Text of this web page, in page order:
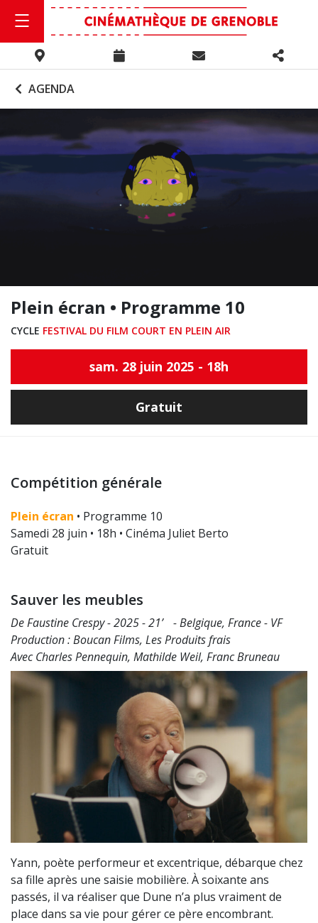
AGENDA
Plein écran • Programme 10
CYCLE FESTIVAL DU FILM COURT EN PLEIN AIR
sam. 28 juin 2025 - 18h
Gratuit
Compétition générale
Plein écran • Programme 10
Samedi 28 juin • 18h • Cinéma Juliet Berto
Gratuit
Sauver les meubles
De Faustine Crespy - 2025 - 21’ - Belgique, France - VF
Production : Boucan Films, Les Produits frais
Avec Charles Pennequin, Mathilde Weil, Franc Bruneau
Yann, poète performeur et excentrique, débarque chez
sa fille après une saisie mobilière. À soixante ans
passés, il va réaliser que Dune n’a plus vraiment de
place dans sa vie pour gérer ce père encombrant.